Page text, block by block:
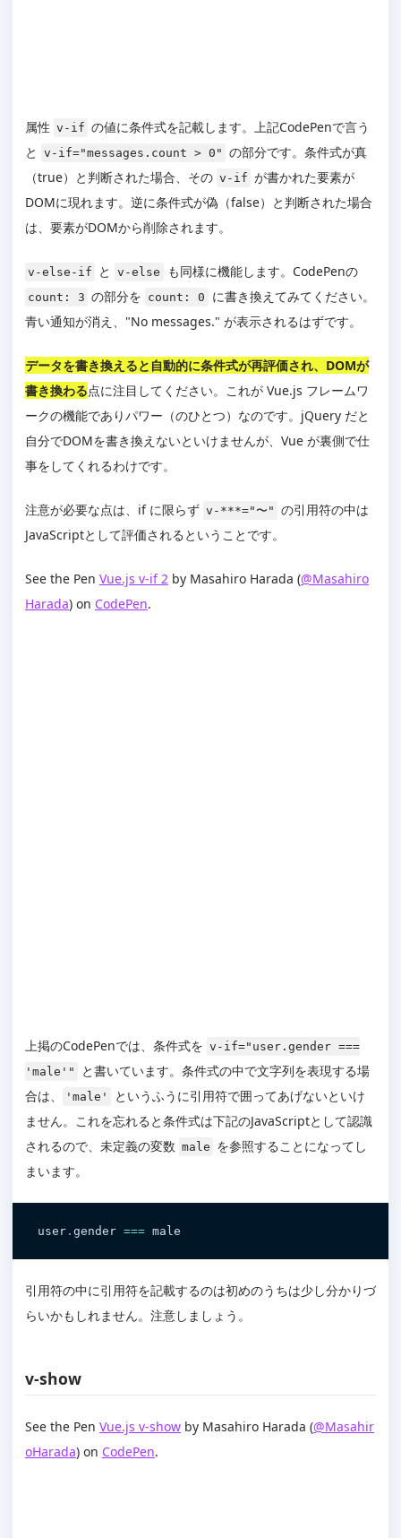
属性 v-if の値に条件式を記載します。上記CodePenで言う
と
v-if="messages.count > 0" の部分です。条件式が真
（true）と判断された場合、その v-if が書かれた要素が
DOMに現れます。逆に条件式が偽（false）と判断された場合
は、要素がDOMから削除されます。
v-else-if と v-else も同様に機能します。CodePenの
count: 3 の部分を count: 0
に書き換えてみてください。
青い通知が消え、"No messages." が表示されるはずです。
データを書き換えると自動的に条件式が再評価され、DOMが
書き換わる点に注目してください。これが Vue.js フレームワ
ークの機能でありパワー（のひとつ）なのです。jQuery だと
自分でDOMを書き換えないといけませんが、Vue が裏側で仕
事をしてくれるわけです。
注意が必要な点は、if に限らず v-***="〜" の引用符の中は
JavaScriptとして評価されるということです。
See the Pen Vue.js v-if 2 by Masahiro Harada (@Masahiro
Harada) on CodePen.
上掲のCodePenでは、条件式を v-if="user.gender ===
'male'"
と書いています。条件式の中で文字列を表現する場
合は、
'male'
というふうに引用符で囲ってあげないといけ
ません。これを忘れると条件式は下記のJavaScriptとして認識
されるので、未定義の変数 male を参照することになってし
まいます。
user . gender === male
引用符の中に引用符を記載するのは初めのうちは少し分かりづ
らいかもしれません。注意しましょう。
v-show
See the Pen Vue.js v-show by Masahiro Harada (@Masahir
oHarada) on CodePen.